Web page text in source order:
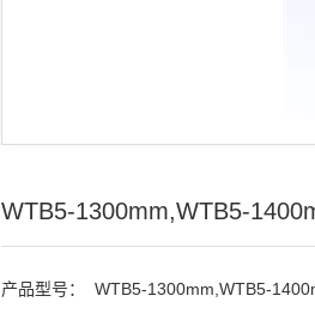
WTB5-1300mm,WTB5-
产品型号： WTB5-1300mm,WTB5-